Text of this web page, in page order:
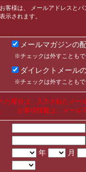
客様は、 メールアドレスと
示されます。
メールマガジンの
※チェックは外すことも
ダイレクトメール
※チェックは外すことも
た場合は、入力されたメ
お客様情報は、メール
年
月